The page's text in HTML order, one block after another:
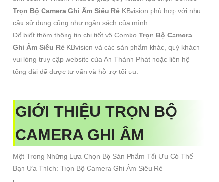
Trọn Bộ Camera Ghi Âm Siêu Rẻ KBvision phù hợp với nhu
cầu sử dụng cũng như ngân sách của mình.
Để biết thêm thông tin chi tiết về Combo Trọn Bộ Camera
Ghi Âm Siêu Rẻ KBvision và các sản phẩm khác, quý khách
vui lòng truy cập website của An Thành Phát hoặc liên hệ
tổng đài để được tư vấn và hỗ trợ tối ưu.
GIỚI THIỆU TRỌN BỘ
CAMERA GHI ÂM
Một Trong Những Lựa Chọn Bộ Sản Phẩm Tối Ưu Có Thể
Bạn Ưa Thích: Trọn Bộ Camera Ghi Âm Siêu Rẻ